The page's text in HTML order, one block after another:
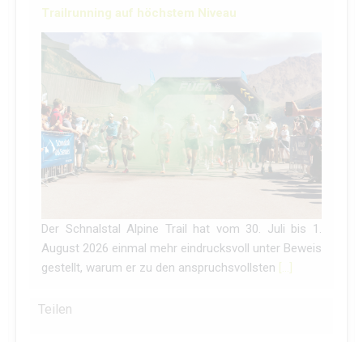
Trailrunning auf höchstem Niveau
Der Schnalstal Alpine Trail hat vom 30. Juli bis 1.
August 2026 einmal mehr eindrucksvoll unter Beweis
gestellt, warum er zu den anspruchsvollsten […]
Teilen